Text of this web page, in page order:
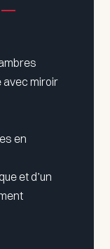
avec miroir
en
et d’un